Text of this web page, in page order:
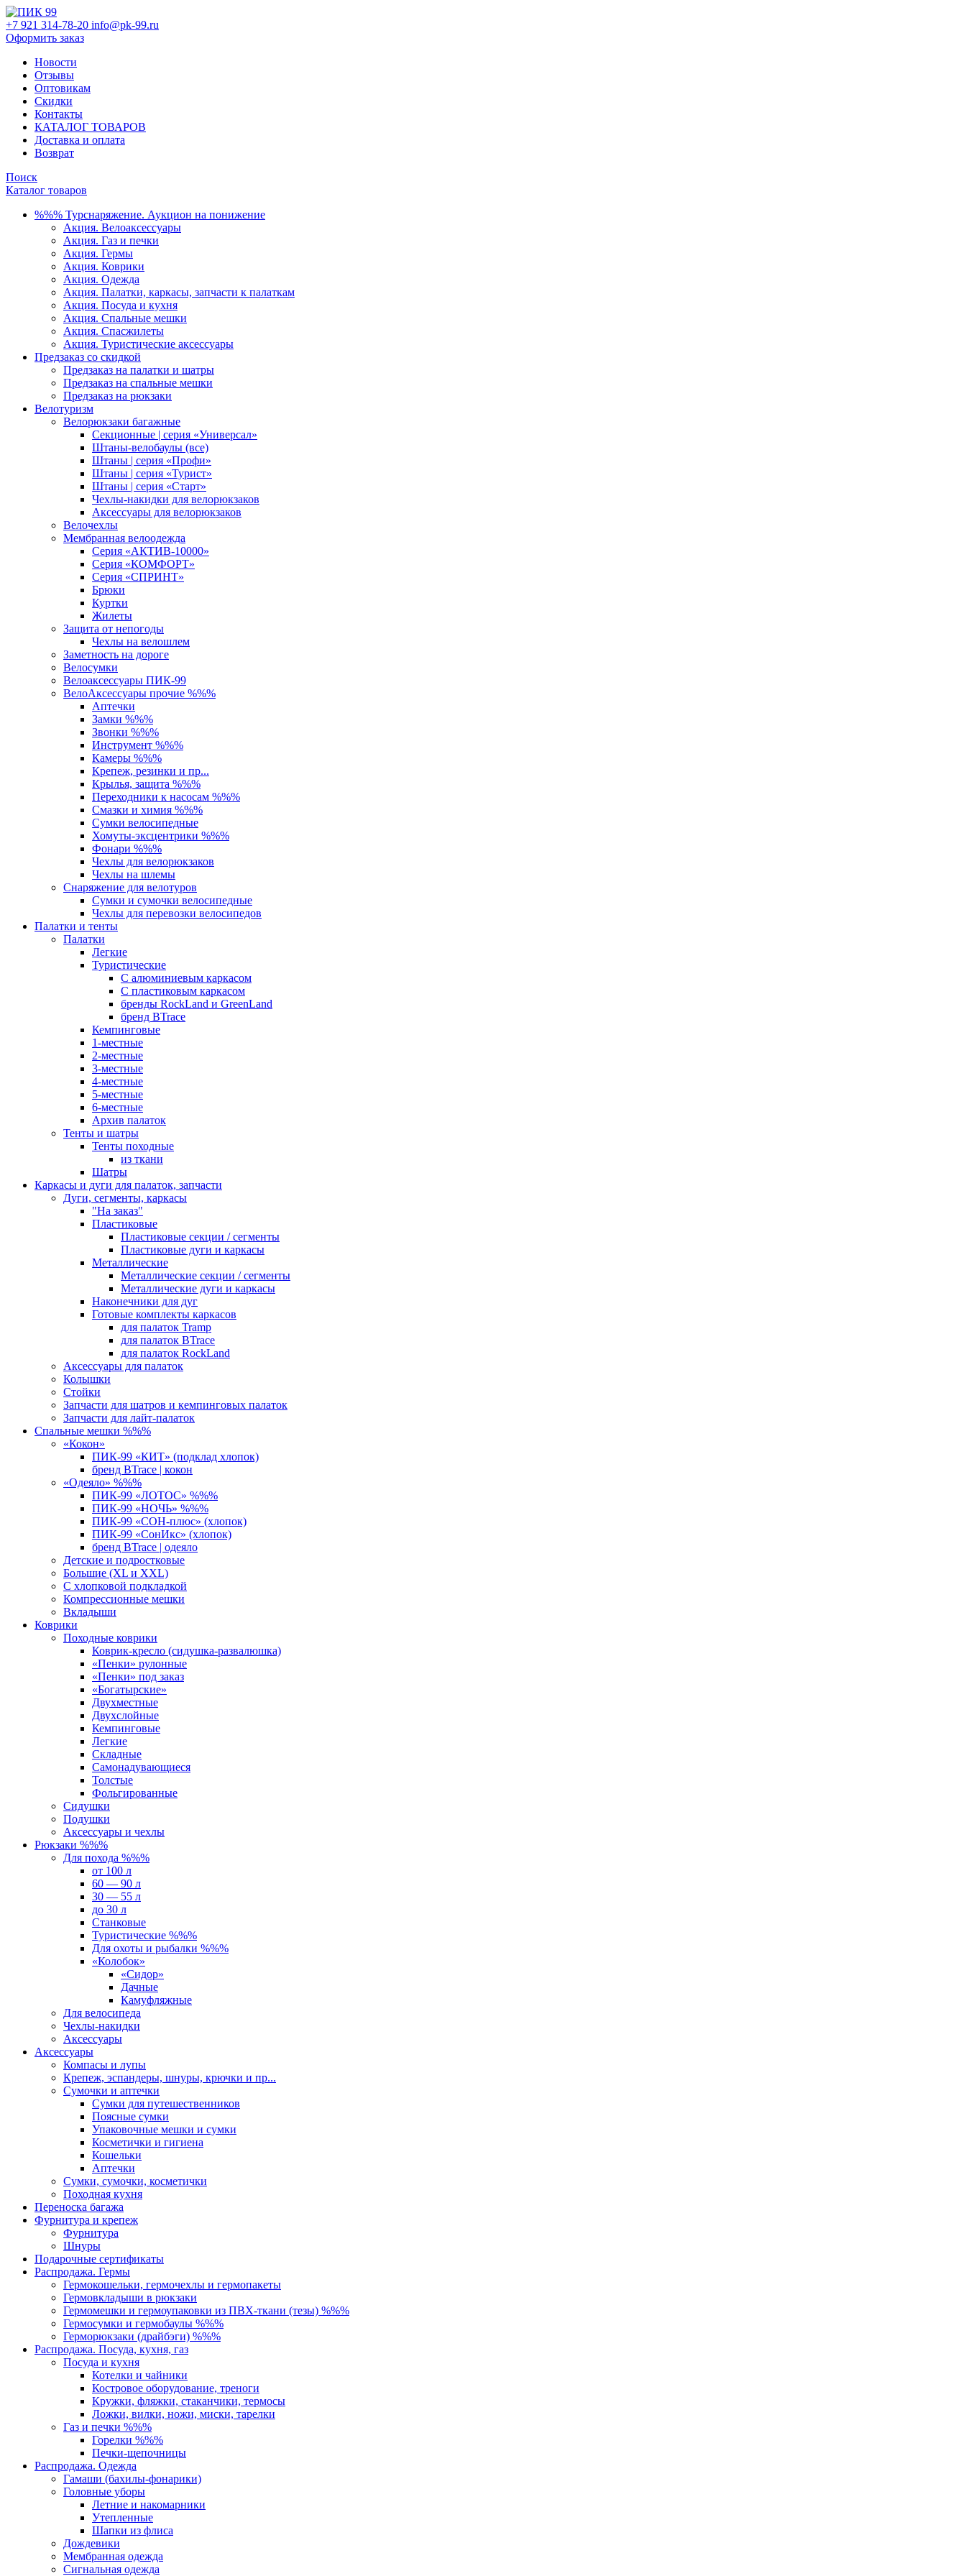
+7 921 314-78-20 info@pk-99.ru
Оформить заказ
Новости
Отзывы
Оптовикам
Скидки
Контакты
КАТАЛОГ ТОВАРОВ
Доставка и оплата
Возврат
Поиск
Каталог товаров
%%% Турснаряжение. Аукцион на понижение
Акция. Велоаксессуары
Акция. Газ и печки
Акция. Гермы
Акция. Коврики
Акция. Одежда
Акция. Палатки, каркасы, запчасти к палаткам
Акция. Посуда и кухня
Акция. Спальные мешки
Акция. Спасжилеты
Акция. Туристические аксессуары
Предзаказ со скидкой
Предзаказ на палатки и шатры
Предзаказ на спальные мешки
Предзаказ на рюкзаки
Велотуризм
Велорюкзаки багажные
Секционные | серия «Универсал»
Штаны-велобаулы (все)
Штаны | серия «Профи»
Штаны | серия «Турист»
Штаны | серия «Старт»
Чехлы-накидки для велорюкзаков
Аксессуары для велорюкзаков
Велочехлы
Мембранная велоодежда
Серия «АКТИВ-10000»
Серия «КОМФОРТ»
Серия «СПРИНТ»
Брюки
Куртки
Жилеты
Защита от непогоды
Чехлы на велошлем
Заметность на дороге
Велосумки
Велоаксессуары ПИК-99
ВелоАксессуары прочие %%%
Аптечки
Замки %%%
Звонки %%%
Инструмент %%%
Камеры %%%
Крепеж, резинки и пр...
Крылья, защита %%%
Переходники к насосам %%%
Смазки и химия %%%
Сумки велосипедные
Хомуты-эксцентрики %%%
Фонари %%%
Чехлы для велорюкзаков
Чехлы на шлемы
Снаряжение для велотуров
Сумки и сумочки велосипедные
Чехлы для перевозки велосипедов
Палатки и тенты
Палатки
Легкие
Туристические
С алюминиевым каркасом
С пластиковым каркасом
бренды RockLand и GreenLand
бренд BTrace
Кемпинговые
1-местные
2-местные
3-местные
4-местные
5-местные
6-местные
Архив палаток
Тенты и шатры
Тенты походные
из ткани
Шатры
Каркасы и дуги для палаток, запчасти
Дуги, сегменты, каркасы
"На заказ"
Пластиковые
Пластиковые секции / сегменты
Пластиковые дуги и каркасы
Металлические
Металлические секции / сегменты
Металлические дуги и каркасы
Наконечники для дуг
Готовые комплекты каркасов
для палаток Tramp
для палаток BTrace
для палаток RockLand
Аксессуары для палаток
Колышки
Стойки
Запчасти для шатров и кемпинговых палаток
Запчасти для лайт-палаток
Спальные мешки %%%
«Кокон»
ПИК-99 «КИТ» (подклад хлопок)
бренд BTrace | кокон
«Одеяло» %%%
ПИК-99 «ЛОТОС» %%%
ПИК-99 «НОЧЬ» %%%
ПИК-99 «СОН-плюс» (хлопок)
ПИК-99 «СонИкс» (хлопок)
бренд BTrace | одеяло
Детские и подростковые
Большие (XL и XXL)
С хлопковой подкладкой
Компрессионные мешки
Вкладыши
Коврики
Походные коврики
Коврик-кресло (сидушка-развалюшка)
«Пенки» рулонные
«Пенки» под заказ
«Богатырские»
Двухместные
Двухслойные
Кемпинговые
Легкие
Складные
Самонадувающиеся
Толстые
Фольгированные
Сидушки
Подушки
Аксессуары и чехлы
Рюкзаки %%%
Для похода %%%
от 100 л
60 — 90 л
30 — 55 л
до 30 л
Станковые
Туристические %%%
Для охоты и рыбалки %%%
«Колобок»
«Сидор»
Дачные
Камуфляжные
Для велосипеда
Чехлы-накидки
Аксессуары
Аксессуары
Компасы и лупы
Крепеж, эспандеры, шнуры, крючки и пр...
Сумочки и аптечки
Сумки для путешественников
Поясные сумки
Упаковочные мешки и сумки
Косметички и гигиена
Кошельки
Аптечки
Сумки, сумочки, косметички
Походная кухня
Переноска багажа
Фурнитура и крепеж
Фурнитура
Шнуры
Подарочные сертификаты
Распродажа. Гермы
Гермокошельки, гермочехлы и гермопакеты
Гермовкладыши в рюкзаки
Гермомешки и гермоупаковки из ПВХ-ткани (тезы) %%%
Гермосумки и гермобаулы %%%
Герморюкзаки (драйбэги) %%%
Распродажа. Посуда, кухня, газ
Посуда и кухня
Котелки и чайники
Костровое оборудование, треноги
Кружки, фляжки, стаканчики, термосы
Ложки, вилки, ножи, миски, тарелки
Газ и печки %%%
Горелки %%%
Печки-щепочницы
Распродажа. Одежда
Гамаши (бахилы-фонарики)
Головные уборы
Летние и накомарники
Утепленные
Шапки из флиса
Дождевики
Мембранная одежда
Сигнальная одежда